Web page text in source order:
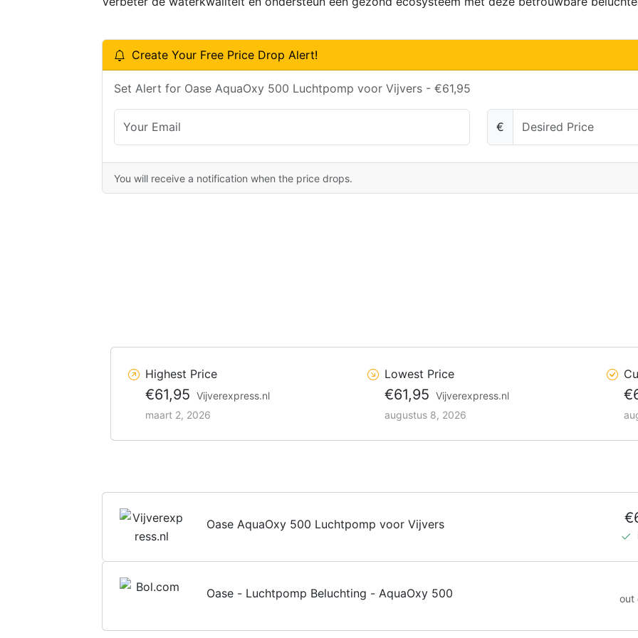
Create Your Free Price Drop Alert!
Set Alert for Oase AquaOxy 500 Luchtpomp voor Vijvers - €61,95
€
You will receive a notification when the price drops.
Highest Price
€61,95 Vijverexpress.nl
maart 2, 2026
Lowest Price
€61,95 Vijverexpress.nl
augustus 8, 2026
Oase AquaOxy 500 Luchtpomp voor Vijvers
Oase - Luchtpomp Beluchting - AquaOxy 500 out